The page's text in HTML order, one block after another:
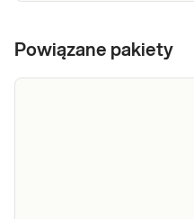
Powiązane pakiety